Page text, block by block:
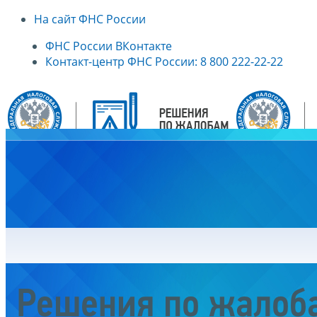
На сайт ФНС России
ФНС России ВКонтакте
Контакт-центр ФНС России: 8 800 222-22-22
Решения по